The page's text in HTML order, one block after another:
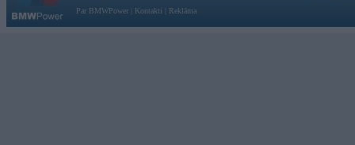
Par BMWPower
Kontakti Reklāma